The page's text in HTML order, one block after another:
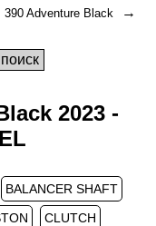
390 Adventure Black →
2023 -
BALANCER SHAFT
CLUTCH